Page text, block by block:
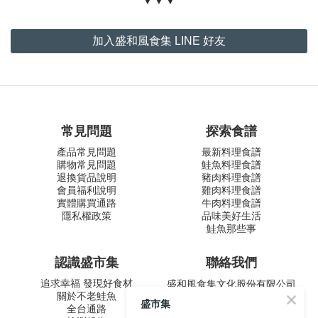
加入盛和風食集 LINE 好友
常見問題
產品常見問題
購物常見問題
退換貨品說明
會員福利說明
實體購買通路
隱私權政策
探索食譜
最新料理食譜
鮭魚料理食譜
豬肉料理食譜
雞肉料理食譜
牛肉料理食譜
品味美好生活
鮭魚那些事
認識盛市集
追求幸福 發現好食材
關於不老鮭魚
全台通路
聯絡我們
盛和風食集文化股份有限公司
周一至五 9:00-12:30 ∣ 13:30-
盛市集